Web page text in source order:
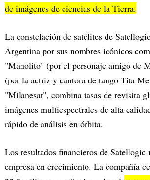
de imágenes de ciencias de la Tierra.
La constelación de satélites de
Argentina por sus nombres icónicos
"Manolito" (por el personaje amigo de
(por la actriz y cantora de tango Tita
"Milanesat", combina tasas de revisita
imágenes multiespectrales de alta
rápido de análisis en órbita.
Los resultados financieros de Satellogic
empresa en crecimiento. La compañía